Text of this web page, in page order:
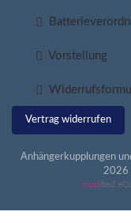
Vorstellung
Vertrag widerrufen
Anhängerkupplungen
2026
mod ified